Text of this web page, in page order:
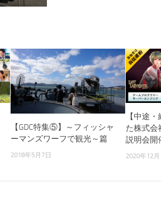
【GDC特集⑤】～フィッシャ
ーマンズワーフで観光～篇
2018年5月7日
【中途
た株式会
説明会開
2020年12